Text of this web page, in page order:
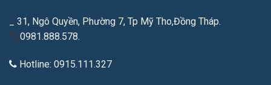
_ 31, Ngô Quyền, Phường 7, Tp Mỹ Tho,Đồng Tháp.
0981.888.578.
Hotline: 0915.111.327